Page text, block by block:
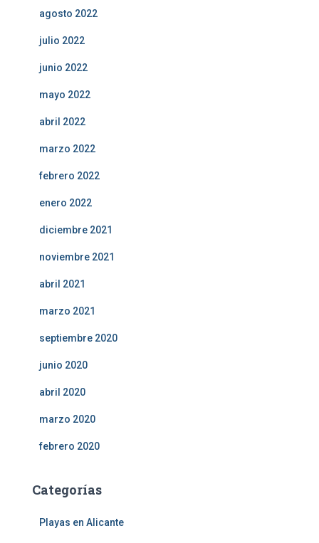
agosto 2022
julio 2022
junio 2022
mayo 2022
abril 2022
marzo 2022
febrero 2022
enero 2022
diciembre 2021
noviembre 2021
abril 2021
marzo 2021
septiembre 2020
junio 2020
abril 2020
marzo 2020
febrero 2020
Categorías
Playas en Alicante